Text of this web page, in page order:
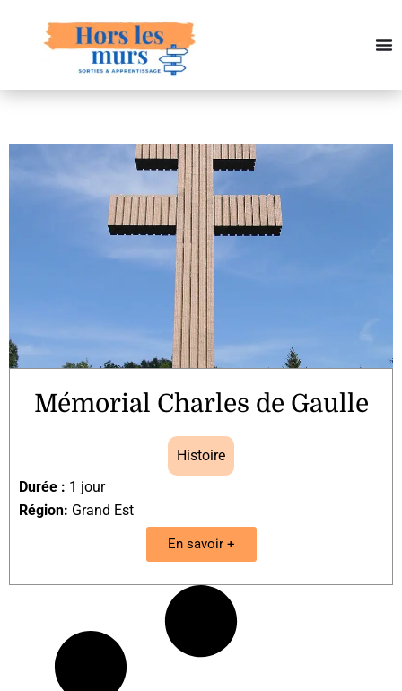
Mémorial Charles de Gaulle
Histoire
Durée : 1 jour
Région: Grand Est
En savoir +